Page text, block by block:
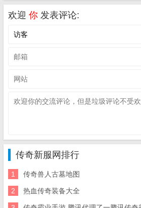
欢迎 你 发表评论:
传奇新服网排行
1 传奇兽人古墓地图
2 热血传奇装备大全